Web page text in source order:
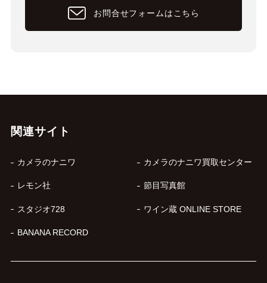
お問合せフォームはこちら
関連サイト
カメラのナニワ カメラのナニワ買取センター
レモン社 節目写真館
スタジオ728 ワイン蔵 ONLINE STORE
BANANA RECORD